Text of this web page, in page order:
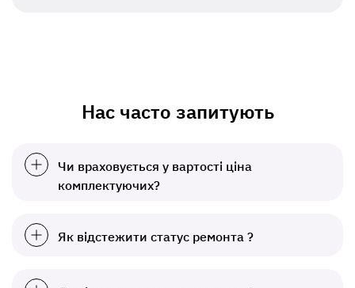
Нас часто запитують
Чи враховується у вартості ціна
комплектуючих?
Як відстежити статус ремонта ?